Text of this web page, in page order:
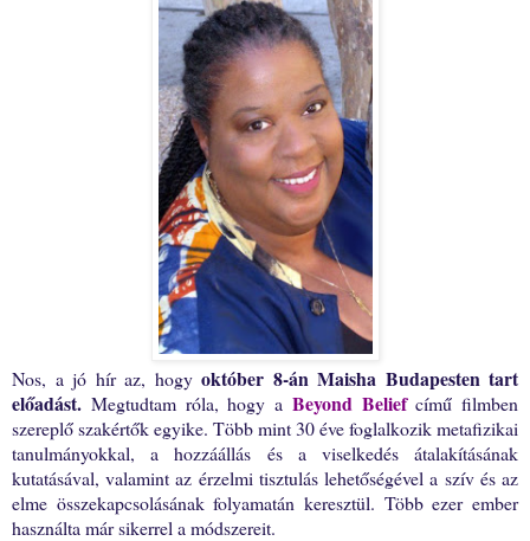
Nos, a jó hír az, hogyoktóber 8-án Maisha Budapesten tart
előadást. Megtudtam róla, hogy a Beyond Beliefcímű filmben
szereplő szakértők egyike. Több mint 30 éve foglalkozik metafizikai
tanulmányokkal, a hozzáállás és a viselkedés átalakításának
kutatásával, valamint az érzelmi tisztulás lehetőségével a szív és az
elme összekapcsolásának folyamatán keresztül. Több ezer ember
használta már sikerrel a módszereit.